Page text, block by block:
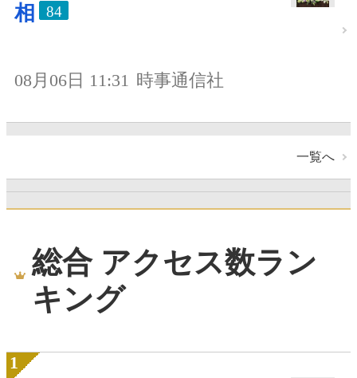
相
84
08月06日 11:31 時事通信社
一覧へ
総合 アクセス数ラン
キング